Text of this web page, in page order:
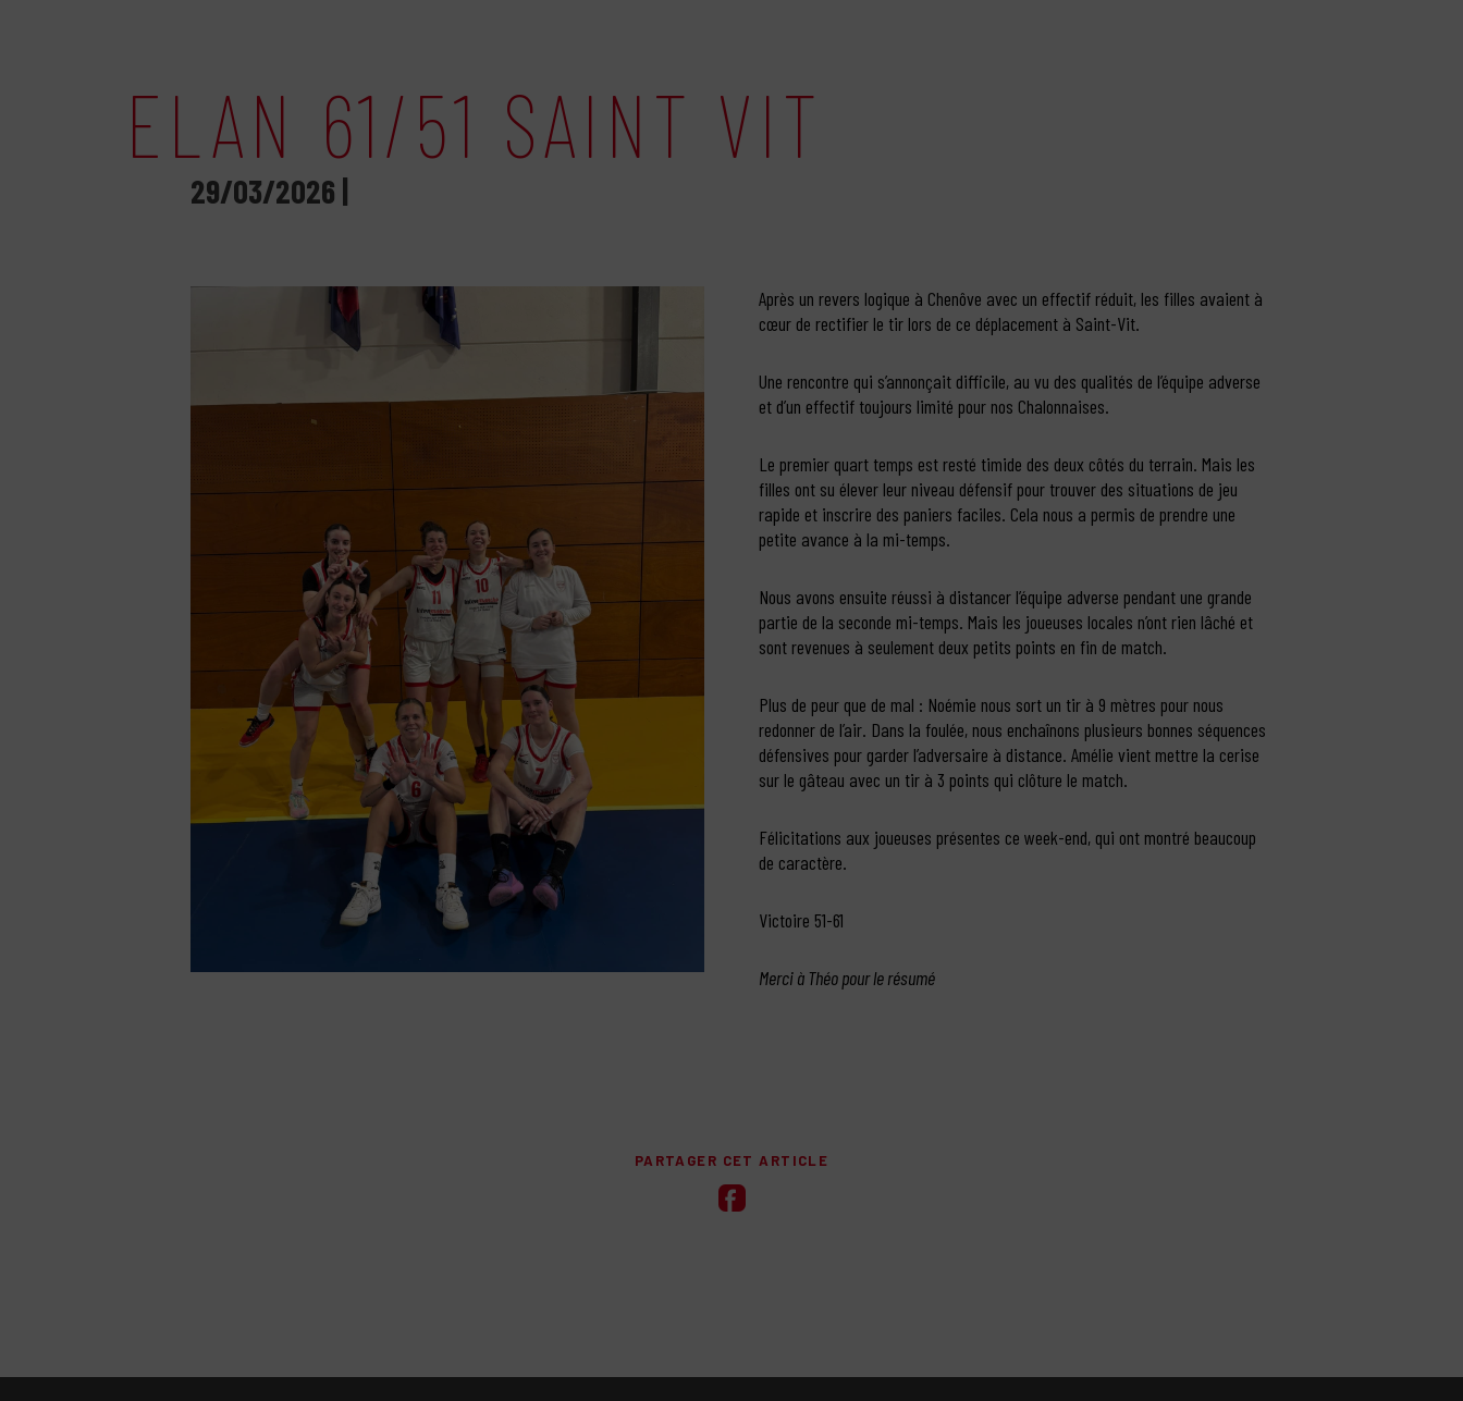
ELAN 61/51 SAINT VIT
29/03/2026 |
Après un revers logique à Chenôve avec un effectif réduit, les filles avaient à
cœur de rectifier le tir lors de ce déplacement à Saint-Vit.
Une rencontre qui s’annonçait difficile, au vu des qualités de l’équipe adverse
et d’un effectif toujours limité pour nos Chalonnaises.
Le premier quart temps est resté timide des deux côtés du terrain. Mais les
filles ont su élever leur niveau défensif pour trouver des situations de jeu
rapide et inscrire des paniers faciles. Cela nous a permis de prendre une
petite avance à la mi-temps.
Nous avons ensuite réussi à distancer l’équipe adverse pendant une grande
partie de la seconde mi-temps. Mais les joueuses locales n’ont rien lâché et
sont revenues à seulement deux petits points en fin de match.
Plus de peur que de mal : Noémie nous sort un tir à 9 mètres pour nous
redonner de l’air. Dans la foulée, nous enchaînons plusieurs bonnes séquences
défensives pour garder l’adversaire à distance. Amélie vient mettre la cerise
sur le gâteau avec un tir à 3 points qui clôture le match.
Félicitations aux joueuses présentes ce week-end, qui ont montré beaucoup
de caractère.
Victoire 51-61
Merci à Théo pour le résumé
PARTAGER CET ARTICLE